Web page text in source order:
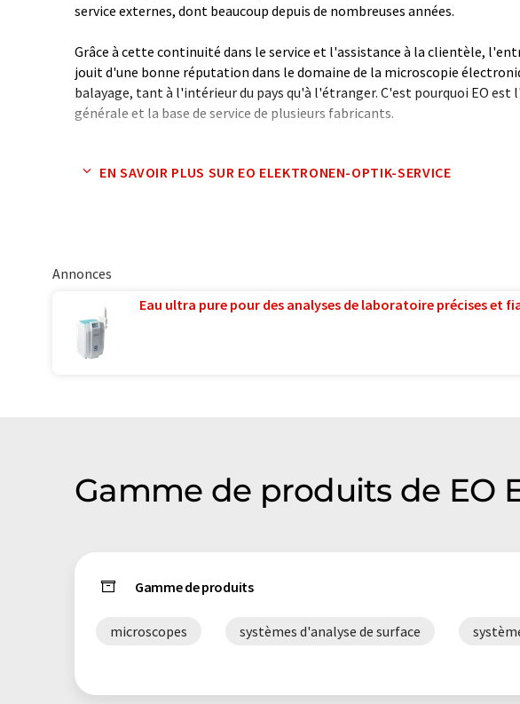
service externes, dont beaucoup depuis de nombreuses années.
Grâce à cette continuité dans le service et l'assistance à la clientèle,
jouit d'une bonne réputation dans le domaine de la microscopie
balayage, tant à l'intérieur du pays qu'à l'étranger. C'est pourquoi EO est
générale et la base de service de plusieurs fabricants.
humaine. LUMITOS propose ces traductions automatiques pour présenter
EN SAVOIR PLUS SUR EO ELEKTRONEN-OPTIK-SERVICE
Annonces
Eau ultra pure pour des analyses de laboratoire précises et
Gamme de produits de EO
Gamme de produits
microscopes systèmes d'analyse de surface